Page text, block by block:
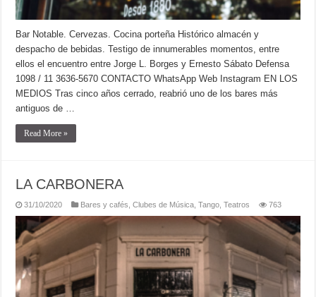
Bar Notable. Cervezas. Cocina porteña Histórico almacén y
despacho de bebidas. Testigo de innumerables momentos, entre
ellos el encuentro entre Jorge L. Borges y Ernesto Sábato Defensa
1098 / 11 3636-5670 CONTACTO WhatsApp Web Instagram EN LOS
MEDIOS Tras cinco años cerrado, reabrió uno de los bares más
antiguos de …
Read More »
LA CARBONERA
31/10/2020 Bares y cafés ,Clubes de Música ,Tango ,Teatros 763